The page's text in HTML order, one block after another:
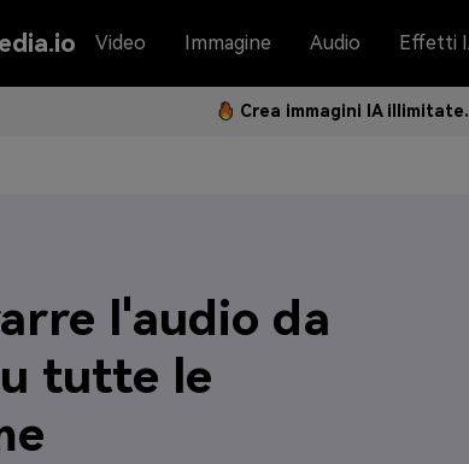
Video Immagine Audio Effetti
Crea immagini IA
l'audio da
tutte le